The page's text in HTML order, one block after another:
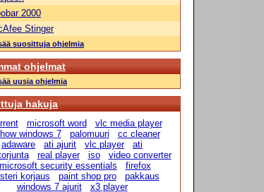
2000
Stinger
suosittuja ohjelmia
ohjelmat
uusia ohjelmia
hakuja
microsoft word
vlc media player
windows 7
palomuuri
cc cleaner
adaware
ati ajurit vlc player
ati
real player iso
video converter
microsoft security essentials
firefox
korjaus
paint shop pro
pakkaus
windows 7 ajurit
x3 player